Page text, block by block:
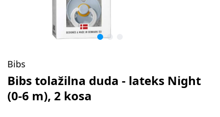
Bibs
Bibs tolažilna duda - lateks Night
(0-6 m), 2 kosa